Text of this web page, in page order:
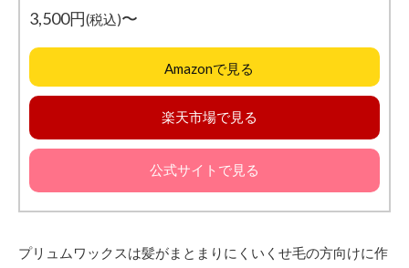
3,500円(税込)〜
Amazonで見る
楽天市場で見る
公式サイトで見る
プリュムワックスは髪がまとまりにくいくせ毛の方向けに作